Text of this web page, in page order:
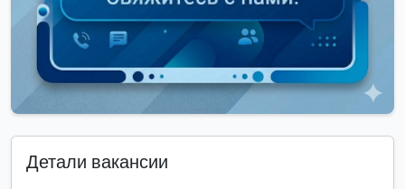
Детали вакансии